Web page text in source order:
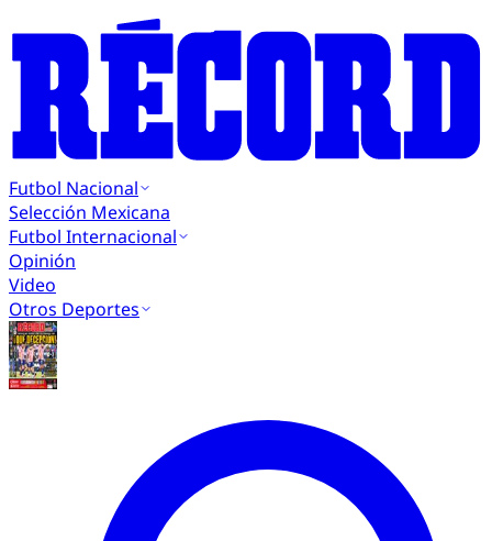
Futbol Nacional
Selección Mexicana
Futbol Internacional
Opinión
Video
Otros Deportes